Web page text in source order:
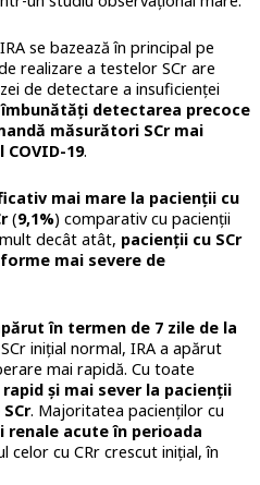
se bazează în principal pe
realizare a testelor SCr are
de detectare a insuficienței
detectarea precoce
măsurători SCr mai
19.
mai mare la pacienții cu
(9,1%) comparativ cu pacienții
decât atât, pacienții cu SCr
mai severe de
în termen de 7 zile de la
inițial normal, IRA a apărut
mai rapidă. Cu toate
și mai sever la pacienții
. Majoritatea pacienților cu
renale acute în perioada
celor cu CRr crescut inițial, în